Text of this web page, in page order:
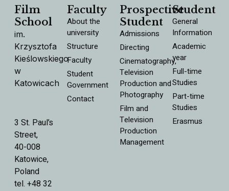
Film
School
im.
Krzysztofa
Kieślowskiego
w
Katowicach
3 St. Paul’s
Street,
40-008
Katowice,
Poland
tel. +48 32
Faculty
About the
university
Structure
Faculty
Student
Government
Contact
Prospective
Student
Admissions
Directing
Cinematography,
Television
Production and
Photography
Film and
Television
Production
Management
Student
General
Information
Academic
year
Full-time
Studies
Part-time
Studies
Erasmus